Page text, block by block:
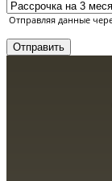
Отправляя данные
Отправить